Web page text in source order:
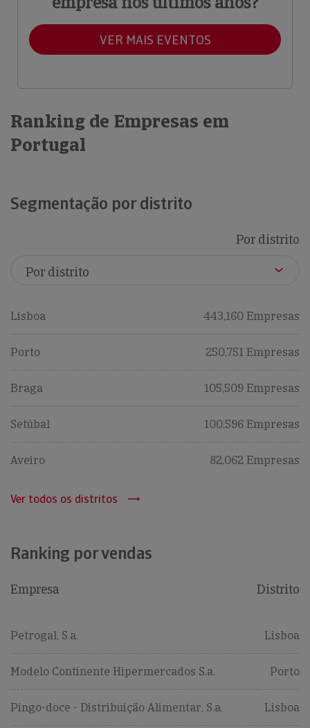
VER MAIS EVENTOS
Ranking de Empresas em
Portugal
Segmentação por distrito
Por distrito
Lisboa 443,160 Empresas
Porto 250,751 Empresas
Braga 105,509 Empresas
Setúbal 100,596 Empresas
Aveiro 82,062 Empresas
Ver todos os distritos
Ranking por vendas
Empresa Distrito
Petrogal, S.a. Lisboa
Modelo Continente Hipermercados S.a. Porto
Pingo-doce - Distribuição Alimentar, S.a. Lisboa